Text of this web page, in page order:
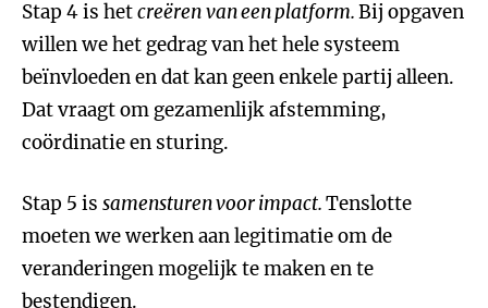
Stap 4 is hetcreërenvan een platform.Bij opgaven
willen we het gedrag van het hele systeem
beïnvloeden en dat kan geen enkele partij alleen.
Dat vraagt om gezamenlijk afstemming,
coördinatie en sturing.
Stap 5 is samensturen voor impact.Tenslotte
moeten we werken aan legitimatie om de
veranderingen mogelijk te maken en te
bestendigen.